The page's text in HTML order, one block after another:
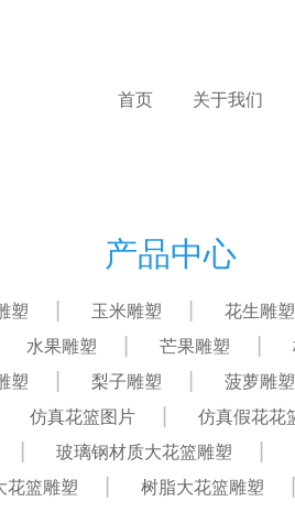
首页 关于我们
产品中心
塑 玉米雕塑 花生雕塑
水果雕塑 芒果雕塑
塑 梨子雕塑 菠萝雕塑
仿真花篮图片 仿真假花花
玻璃钢材质大花篮雕塑
花篮雕塑 树脂大花篮雕塑